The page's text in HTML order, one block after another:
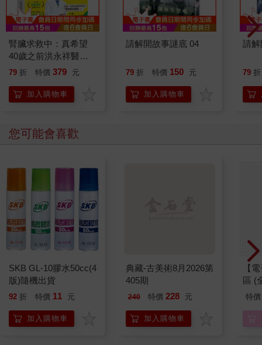
腎臟求救中：真希望
40歲之前洪永祥醫師
就告訴我這些事
79 折 特價 379 元
加入購物車
請解開故事謎底 04
79 折 特價 150 元
加入購物車
請解
79 折
您可能會喜歡
SKB GL-10膠水50cc(4
版)隨機出貨
92 折 特價 11 元
加入購物車
典藏-古美術8月2026第
405期
240 特價 228 元
加入購物車
【
區 (
特價